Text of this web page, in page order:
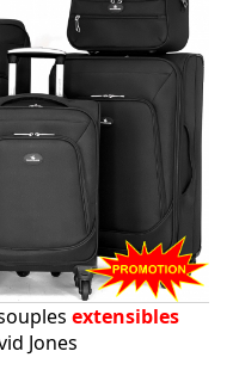
extensibles
Jones